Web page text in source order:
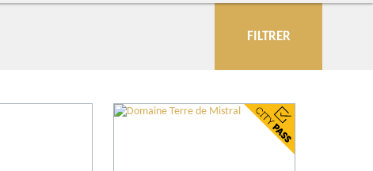
FILTRER
Producteur du Terroir